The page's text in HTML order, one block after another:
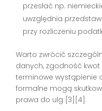
przesłać np.
uwzględnia
przy rozliczeniu
Warto zwrócić
danych, zgodność
terminowe wystąpienie
formalne mogą
prawa do ulg [3][4] .